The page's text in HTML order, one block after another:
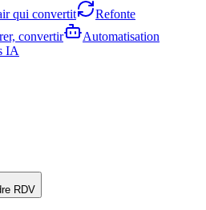
qui convertit
Refonte
convertir
Automatisation
IA
RDV